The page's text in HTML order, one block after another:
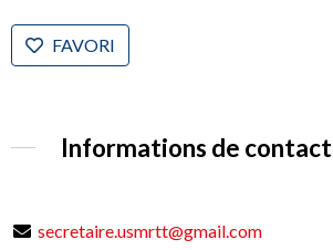
FAVORI
Informations de contact
secretaire.usmrtt@gmail.com